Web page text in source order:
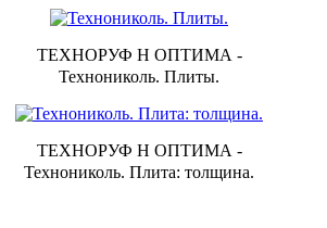
ТЕХНОРУФ Н ОПТИМА -
Технониколь. Плиты.
ТЕХНОРУФ Н ОПТИМА -
Технониколь. Плита: толщина.